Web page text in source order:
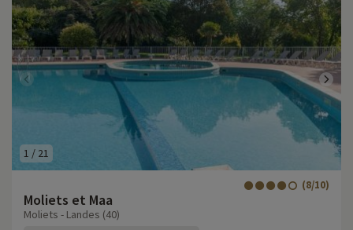
1 / 21
Moliets et Maa
(8/10)
Moliets - Landes (40)